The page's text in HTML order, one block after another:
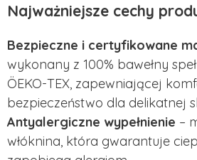
Najważniejsze cechy
Bezpieczne i certyfikowane
wykonany z 100% bawełny
ÖEKO-TEX, zapewniającej
bezpieczeństwo dla delikatnej
Antyalergiczne wypełnienie –
włóknina, która gwarantuje